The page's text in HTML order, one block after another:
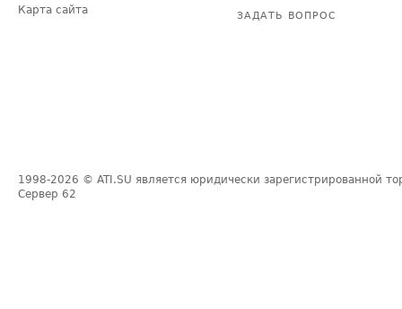
Карта сайта
ЗАДАТЬ ВОПРОС
1998-2026 © ATI.SU является юридически зарегистрированной
Сервер 62